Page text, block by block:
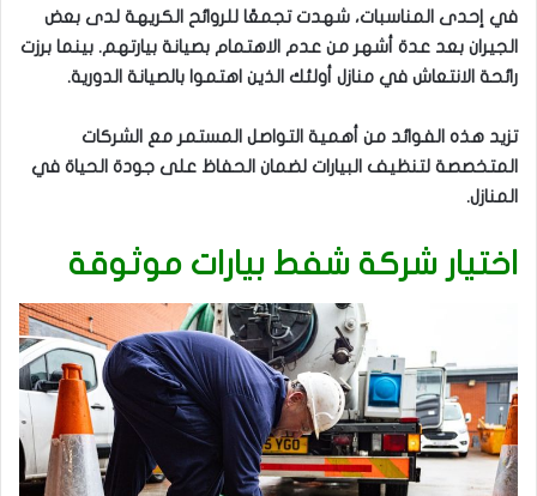
في إحدى المناسبات، شهدت تجمعًا للروائح الكريهة لدى بعض
الجيران بعد عدة أشهر من عدم الاهتمام بصيانة بيارتهم. بينما برزت
رائحة الانتعاش في منازل أولئك الذين اهتموا بالصيانة الدورية.
تزيد هذه الفوائد من أهمية التواصل المستمر مع الشركات
المتخصصة لتنظيف البيارات لضمان الحفاظ على جودة الحياة في
المنازل.
اختيار شركة شفط بيارات موثوقة